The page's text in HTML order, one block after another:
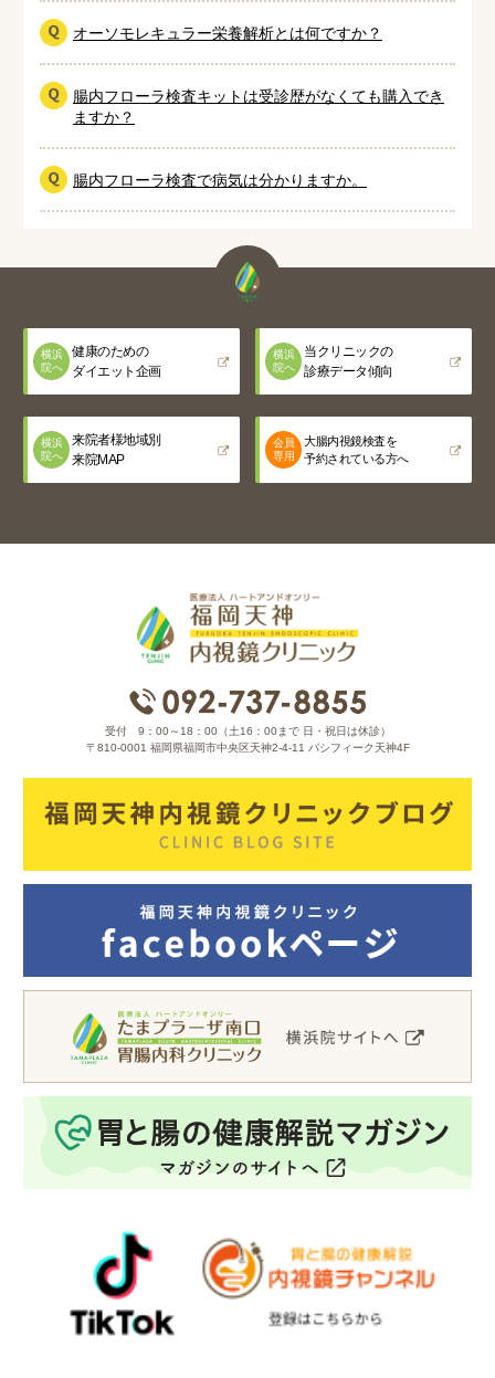
オーソモレキュラー栄養解析とは何ですか？
腸内フローラ検査キットは受診歴がなくても購入でき
ますか？
腸内フローラ検査で病気は分かりますか。
横浜
院へ
健康のための
ダイエット企画
横浜
院へ
当クリニックの
診療データ傾向
横浜
院へ
来院者様地域別
来院MAP
会員
専用
大腸内視鏡検査を
予約されている方へ
受付 9：00～18：00（土16：00まで 日・祝日は休診）
〒810-0001 福岡県福岡市中央区天神2-4-11 パシフィーク天神4F